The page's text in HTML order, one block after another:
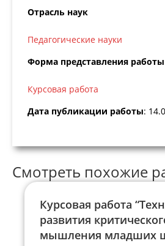
Отрасль наук
Педагогические науки
Форма представления работы
Курсовая работа
Дата публикации работы:
Смотреть похожие
Курсовая работа
развития
мышления младших